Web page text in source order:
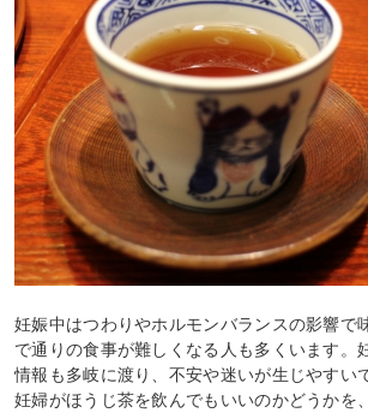
妊娠中はつわりやホルモンバランスの影響で
で通りの食事が難しくなる人も多くいます。
情報も多岐に渡り、不安や迷いが生じやすい
妊婦がほうじ茶を飲んでもいいのかどうかを